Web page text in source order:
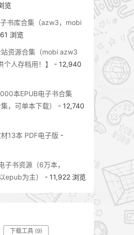
览
书库合集（azw3，mobi
浏览
资源合集（mobi azw3
人存档用！】
- 12,940
本EPUB电子书合集
，可单本下载）
- 12,740
13本 PDF电子版 -
子书资源（6万本，
epub为主）
- 11,922 浏览
下载工具 (9)